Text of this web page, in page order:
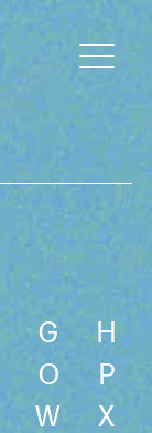
G
H
O
P
W
X